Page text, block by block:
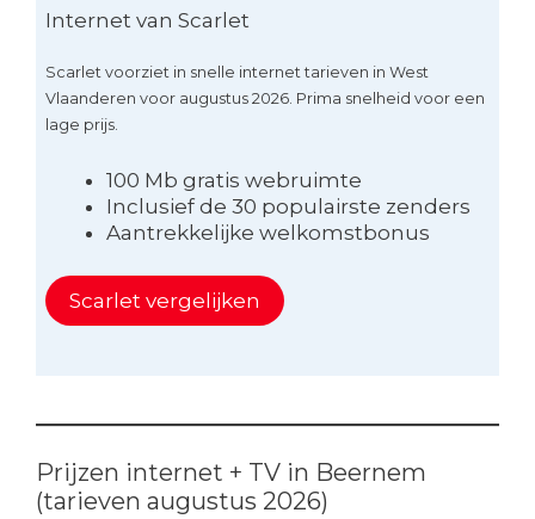
Internet van Scarlet
Scarlet voorziet in snelle internet tarieven in West
Vlaanderen voor augustus 2026. Prima snelheid voor een
lage prijs.
100 Mb gratis webruimte
Inclusief de 30 populairste zenders
Aantrekkelijke welkomstbonus
Scarlet vergelijken
Prijzen internet + TV in Beernem
(tarieven augustus 2026)